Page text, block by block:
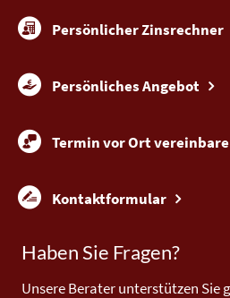
Persönlicher Zinsrechner
Persönliches Angebot
Termin vor Ort
Kontaktformular
Haben Sie Fragen?
Unsere Berater unterstützen Sie